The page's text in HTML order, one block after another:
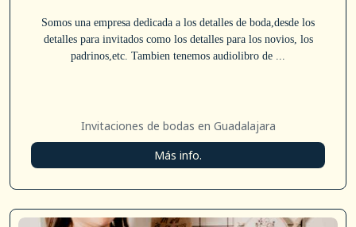
Somos una empresa dedicada a los detalles de boda,desde los
detalles para invitados como los detalles para los novios, los
padrinos,etc. Tambien tenemos audiolibro de ...
Invitaciones de bodas en Guadalajara
Más info.